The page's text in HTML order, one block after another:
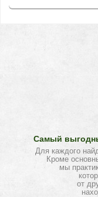
Самый
Для каждого
Кроме
мы
от